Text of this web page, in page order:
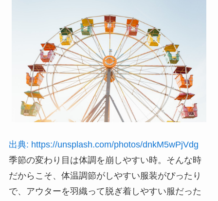
出典: https://unsplash.com/photos/dnkM5wPjVdg
季節の変わり目は体調を崩しやすい時。そんな時
だからこそ、体温調節がしやすい服装がぴったり
で、アウターを羽織って脱ぎ着しやすい服だった